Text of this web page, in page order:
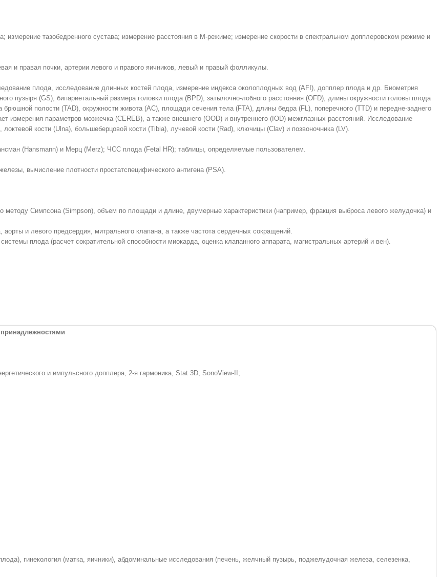
тазобедренного сустава; измерение расстояния в M-режиме; измерение скорости в спектральном допплеровском режиме и
и правая почки, артерии левого и правого яичников, левый и правый фолликулы.
плода, исследование длинных костей плода, измерение индекса околоплодных вод (AFI), допплер плода и др. Биометрия
пузыря (GS), бипариетальный размера головки плода (BPD), затылочно-лобного расстояния (OFD), длины окружности головы плода
полости (TAD), окружности живота (AC), площади сечения тела (FTA), длины бедра (FL), поперечного (TTD) и передне-заднего
измерения параметров мозжечка (CEREB), а также внешнего (OOD) и внутреннего (IOD) межглазных расстояний. Исследование
кости (Ulna), большеберцовой кости (Tibia), лучевой кости (Rad), ключицы (Clav) и позвоночника (LV).
(Hansmann) и Мерц (Merz); ЧСС плода (Fetal HR); таблицы, определяемые пользователем.
вычисление плотности простатспецифического антигена (PSA).
методу Симпсона (Simpson), объем по площади и длине, двумерные характериcтики (например, фракция выброса левого желудочка) и
и левого предсердия, митрального клапана, а также частота сердечных сокращений.
плода (расчет сократительной способности миокарда, оценка клапанного аппарата, магистральных артерий и вен).
и импульсного допплера, 2-я гармоника, Stat 3D, SonoView-II;
гинекология (матка, яичники), абдоминальные исследования (печень, желчный пузырь, поджелудочная железа, селезенка,